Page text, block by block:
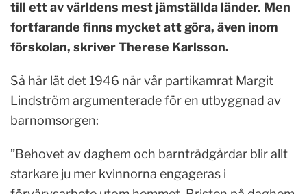
till ett av världens mest jämställda länder. Men
fortfarande finns mycket att göra, även inom
förskolan, skriver Therese Karlsson.
Så här lät det 1946 när vår partikamrat Margit
Lindström argumenterade för en utbyggnad av
barnomsorgen:
”Behovet av daghem och barnträdgårdar blir allt
starkare ju mer kvinnorna engageras i